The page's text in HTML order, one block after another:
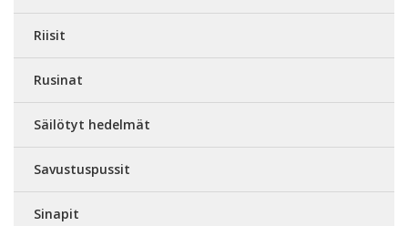
Riisit
Rusinat
Säilötyt hedelmät
Savustuspussit
Sinapit